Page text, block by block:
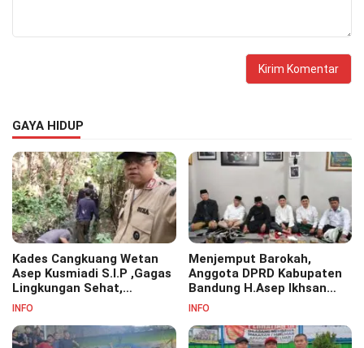
GAYA HIDUP
Kades Cangkuang Wetan
Asep Kusmiadi S.I.P ,Gagas
Lingkungan Sehat,
Bersihkan Saluran Air di RW
INFO
Menjemput Barokah,
Anggota DPRD Kabupaten
Bandung H.Asep Ikhsan
S.Pd.M.M Hadiri Haul Akbar
Pesantren Cipasung.
INFO